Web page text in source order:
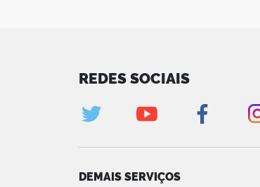
REDES SOCIAIS
DEMAIS SERVIÇOS